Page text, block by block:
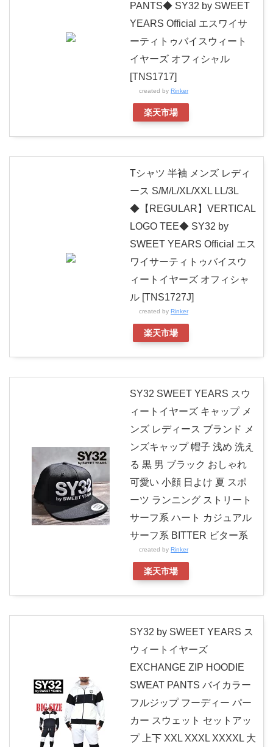
PANTS◆ SY32 by SWEET
YEARS Official エスワイサ
ーティトゥバイスウィート
イヤーズ オフィシャル
[TNS1717]
created by Rinker
楽天市場
Tシャツ 半袖 メンズ レディ
ース S/M/L/XL/XXL LL/3L
◆【REGULAR】VERTICAL
LOGO TEE◆ SY32 by
SWEET YEARS Official エス
ワイサーティトゥバイスウ
ィートイヤーズ オフィシャ
ル [TNS1727J]
created by Rinker
楽天市場
SY32 SWEET YEARS スウ
ィートイヤーズ キャップ メ
ンズ レディース ブランド メ
ンズキャップ 帽子 浅め 洗え
る 黒 男 ブラック おしゃれ
可愛い 小顔 日よけ 夏 スポ
ーツ ランニング ストリート
サーフ系 ハート カジュアル
サーフ系 BITTER ビター系
created by Rinker
楽天市場
SY32 by SWEET YEARS ス
ウィートイヤーズ
EXCHANGE ZIP HOODIE
SWEAT PANTS バイカラー
フルジップ フーディー パー
カー スウェット セットアッ
プ 上下 XXL XXXL XXXXL 大